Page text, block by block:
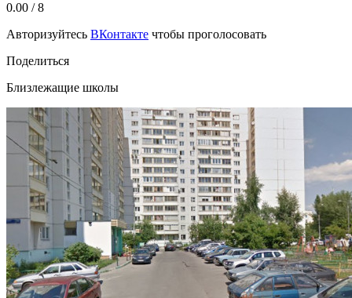
0.00 /8
Авторизуйтесь ВКонтакте чтобы проголосовать
Поделиться
Близлежащие школы